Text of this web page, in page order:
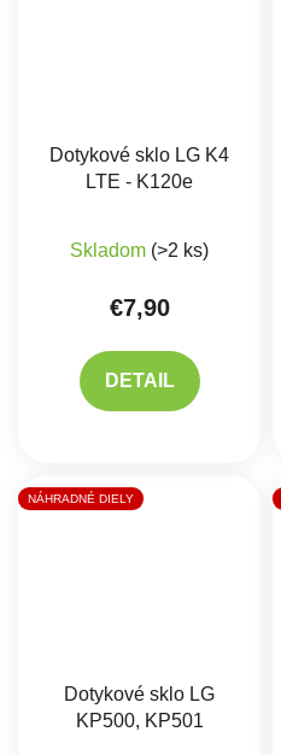
Dotykové sklo LG K4
LTE - K120e
Skladom (>2 ks)
€7,90
DETAIL
NÁHRADNÉ DIELY
Dotykové sklo LG
KP500, KP501